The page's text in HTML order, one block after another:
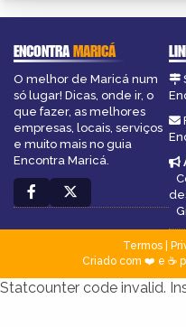
ENCONTRAMARICÁ
O melhor de Maricá num
só lugar! Dicas, onde ir, o
que fazer, as melhores
empresas, locais, serviços
e muito mais no guia
Encontra Maricá.
Termos|
Criado com ❤️ e ☕
Statcounter code invalid.